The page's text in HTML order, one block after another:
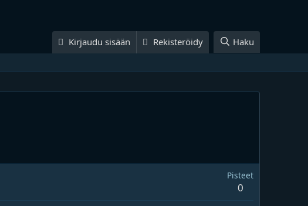
Kirjaudu sisään Rekisteröidy Haku
Pisteet
0